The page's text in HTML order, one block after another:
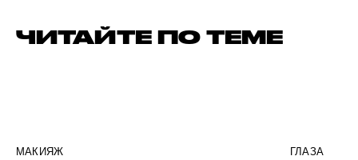
ЧИТАЙТЕ ПО ТЕМЕ
МАКИЯЖ ГЛАЗА